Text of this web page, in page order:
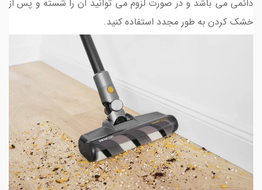
دائمی می باشد و در صورت لزوم می توانید آن را شسته و پس از
خشک کردن به طور مجدد استفاده کنید.